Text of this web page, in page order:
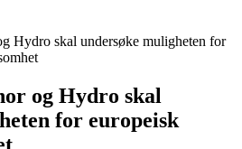
Hydro skal undersøke muligheten for
og Hydro skal
for europeisk